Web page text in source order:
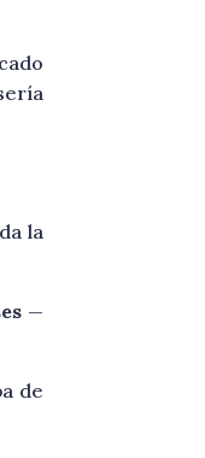
la
—
de